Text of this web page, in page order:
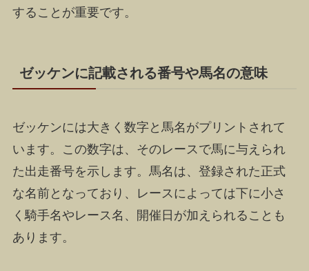
することが重要です。
ゼッケンに記載される番号や馬名の意味
ゼッケンには大きく数字と馬名がプリントされて
います。この数字は、そのレースで馬に与えられ
た出走番号を示します。馬名は、登録された正式
な名前となっており、レースによっては下に小さ
く騎手名やレース名、開催日が加えられることも
あります。